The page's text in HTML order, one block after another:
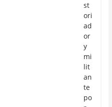
st
ori
ad
or
y
mi
lit
an
te
po